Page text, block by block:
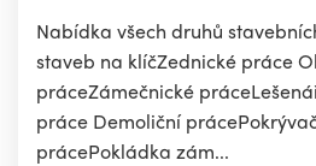
Nabídka všech druhů
staveb na klíčZednické práce
práceZámečnické
práce Demoliční
prácePokládka zám...